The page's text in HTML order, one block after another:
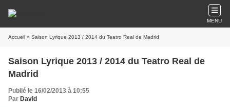
MENU
Accueil » Saison Lyrique 2013 / 2014 du Teatro Real de Madrid
Saison Lyrique 2013 / 2014 du Teatro Real de
Madrid
Publié le 16/02/2013 à 10:55
Par David